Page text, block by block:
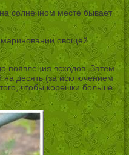
солнечном месте бывает
овощей
появления всходов. Затем
десять (за исключением
чтобы корешки больше